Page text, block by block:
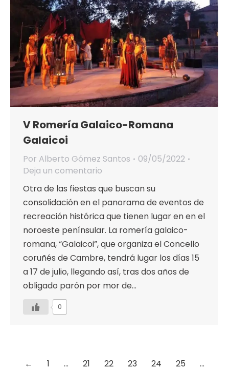
V Romería Galaico-Romana
Galaicoi
Por Alberto Gómez Santos
09/05/2022
Deja un comentario
Otra de las fiestas que buscan su
consolidación en el panorama de eventos de
recreación histórica que tienen lugar en en el
noroeste penínsular. La romería galaico-
romana, “Galaicoi”, que organiza el Concello
coruñés de Cambre, tendrá lugar los días 15
a 17 de julio, llegando así, tras dos años de
obligado parón por mor de…
0
← 1 … 21 22 23 24 25 …